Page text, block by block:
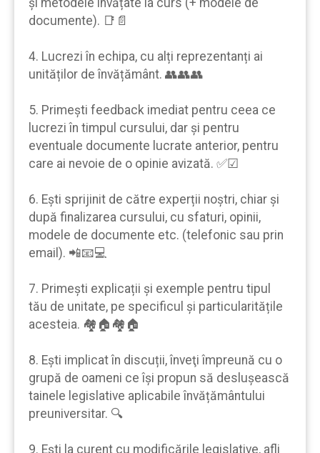
documente). 📑📄
4. Lucrezi în echipa, cu alți reprezentanți ai
unităților de învățământ. 👥👥👥
5. Primeşti feedback imediat pentru ceea ce
lucrezi în timpul cursului, dar şi pentru
eventuale documente lucrate anterior, pentru
care ai nevoie de o opinie avizată. ✅☑
6. Eşti sprijinit de către experții noştri, chiar şi
după finalizarea cursului, cu sfaturi, opinii,
modele de documente etc. (telefonic sau prin
email). 📲📧💻
7. Primeşti explicații şi exemple pentru tipul
tău de unitate, pe specificul şi particularitățile
acesteia. 🏘🏠🏘🏠
8. Eşti implicat în discuții, înveţi împreună cu o
grupă de oameni ce îşi propun să desluşească
tainele legislative aplicabile învățământului
preuniversitar. 🔍
9. Eşti la curent cu modificările legislative, afli